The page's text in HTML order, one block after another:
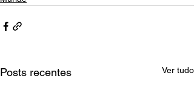
Posts recentes Ver tudo